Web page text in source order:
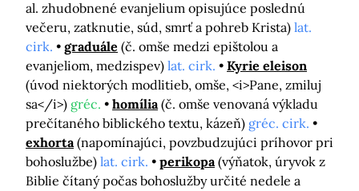
al. zhudobnené evanjelium opisujúce poslednú
večeru, zatknutie, súd, smrť a pohreb Krista) lat.
cirk.
graduále (č. omše medzi epištolou a
evanjeliom, medzispev) lat. cirk.
Kyrie eleison
(úvod niektorých modlitieb, omše, <i>Pane, zmiluj
sa</i>) gréc. homília (č. omše venovaná výkladu
prečítaného biblického textu, kázeň) gréc. cirk.
exhorta (napomínajúci, povzbudzujúci príhovor pri
bohoslužbe) lat. cirk. perikopa (výňatok, úryvok z
Biblie čítaný počas bohoslužby určité nedele a